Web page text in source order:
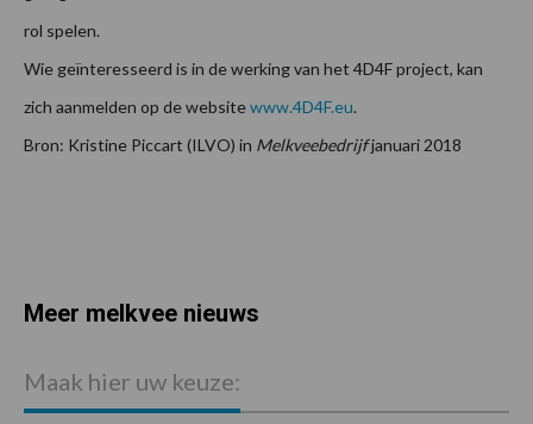
rol spelen.
Wie geïnteresseerd is in de werking van het 4D4F project, kan
zich aanmelden op de websitewww.4D4F.eu.
Bron: Kristine Piccart (ILVO) in Melkveebedrijfjanuari 2018
Meer melkvee nieuws
Maak hier uw keuze: